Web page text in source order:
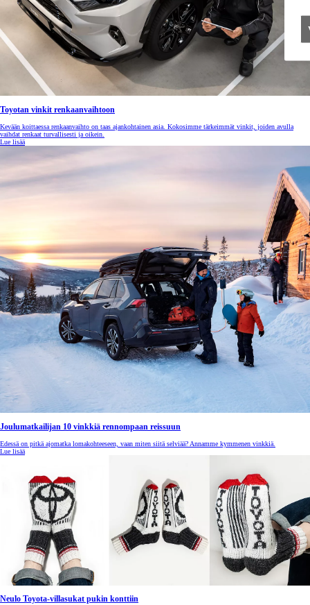
Toyotan vinkit renkaanvaihtoon
Kevään koittaessa renkaanvaihto on taas ajankohtainen asia. Kokosimme tärkeimmät vinkit, joiden avulla
vaihdat renkaat turvallisesti ja oikein.
Lue lisää
Joulumatkailijan 10 vinkkiä rennompaan reissuun
Edessä on pitkä ajomatka lomakohteeseen, vaan miten siitä selviää? Annamme kymmenen vinkkiä.
Lue lisää
Neulo Toyota-villasukat pukin konttiin